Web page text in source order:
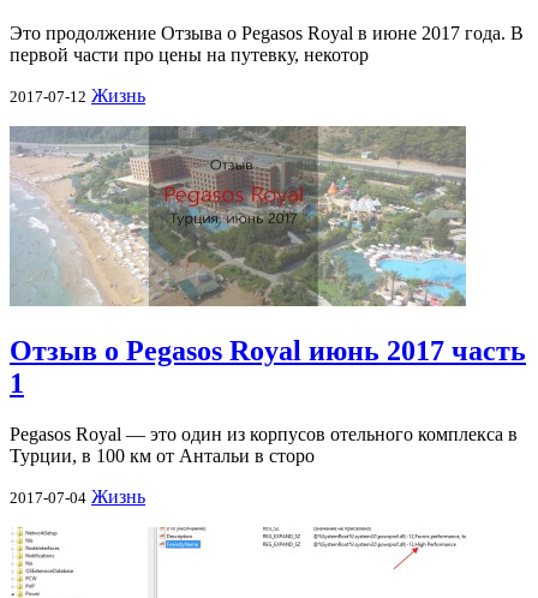
Это продолжение Отзыва о Pegasos Royal в июне 2017 года. В
первой части про цены на путевку, некотор
2017-07-12 Жизнь
Отзыв о Pegasos Royal июнь 2017 часть
1
Pegasos Royal — это один из корпусов отельного комплекса в
Турции, в 100 км от Антальи в сторо
2017-07-04 Жизнь